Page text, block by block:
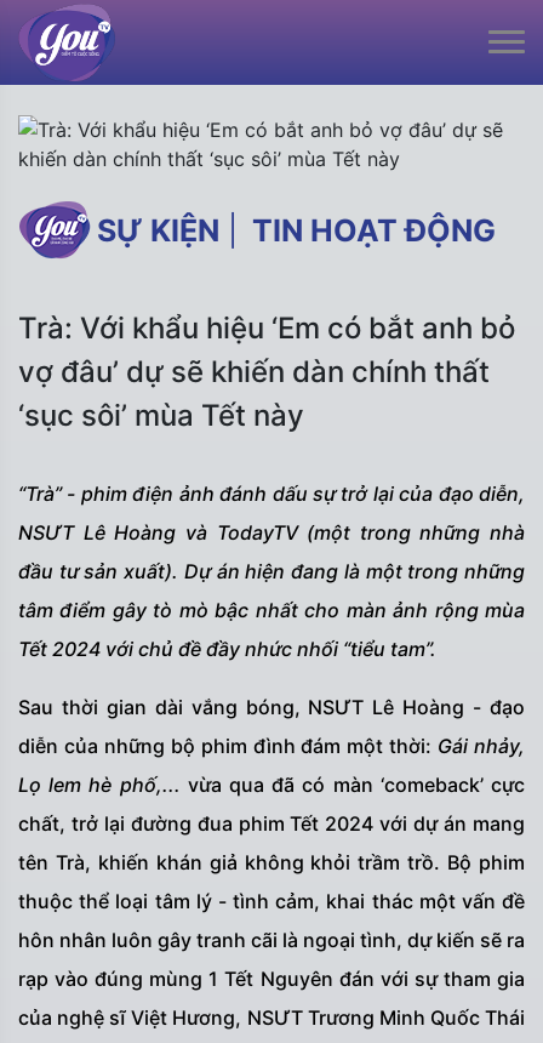
SỰ KIỆN TIN HOẠT ĐỘNG
Trà: Với khẩu hiệu ‘Em có bắt anh bỏ
vợ đâu’ dự sẽ khiến dàn chính thất
‘sục sôi’ mùa Tết này
“Trà” - phim điện ảnh đánh dấu sự trở lại của đạo diễn,
NSƯT Lê Hoàng và TodayTV (một trong những nhà
đầu tư sản xuất). Dự án hiện đang là một trong những
tâm điểm gây tò mò bậc nhất cho màn ảnh rộng mùa
Tết 2024 với chủ đề đầy nhức nhối “tiểu tam”.
Sau thời gian dài vắng bóng, NSƯT Lê Hoàng - đạo
diễn của những bộ phim đình đám một thời: Gái nhảy,
Lọ lem hè phố,... vừa qua đã có màn ‘comeback’ cực
chất, trở lại đường đua phim Tết 2024 với dự án mang
tên Trà, khiến khán giả không khỏi trầm trồ. Bộ phim
thuộc thể loại tâm lý - tình cảm, khai thác một vấn đề
hôn nhân luôn gây tranh cãi là ngoại tình, dự kiến sẽ ra
rạp vào đúng mùng 1 Tết Nguyên đán với sự tham gia
của nghệ sĩ Việt Hương, NSƯT Trương Minh Quốc Thái